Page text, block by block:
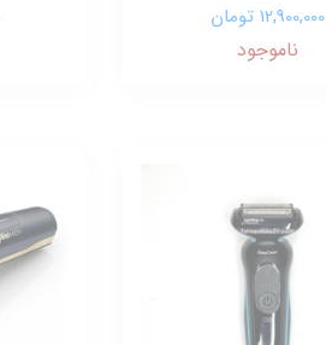
12,900,000 تومان
ناموجود